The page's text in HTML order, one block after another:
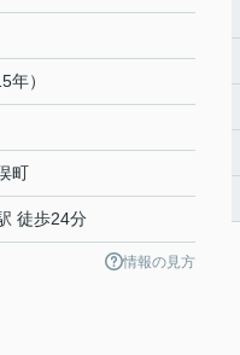
年）
町
徒歩24分
情報の見方